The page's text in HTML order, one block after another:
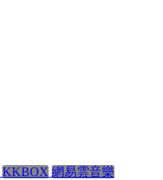
KKBOX 網易雲音樂